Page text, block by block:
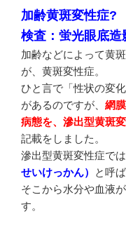
加齢黄斑変性症?
検査：蛍光眼底造
加齢などによって黄
が、黄斑変性症。
ひと言で「性状の変
があるのですが、 網
病態を、滲出型黄斑
記載をしました。
滲出型黄斑変性症で
せいけっかん）
と呼
そこから水分や血液
す。